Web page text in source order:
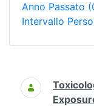
Anno Passato
Intervallo
Ricerca